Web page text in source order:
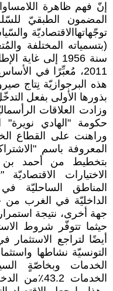
إنّ فهم ظاهرة
المضمون الطبقيّ
توجّهاتهاالاقتصاديّة
(بتسمياته المختلفة
سنة 1956 إلى
2011، مُعبِّرًا في
هذه البرجوازيّة نِتاج
بذورها الأولى بفعل
وزادت العلاقات
حكومة "الهادي نويرة"
وراهنت على القطاع
المعروفة باسم
بتخطيط من أحمد بن
الاختيارات
المناطق الساحليّة
الداخليّة في الغرب من
جهة أخرى، نتيجة
حيثما تتوفّر شروط
التونسيّة نشاطها
الخدمات وبخاصّةٍ